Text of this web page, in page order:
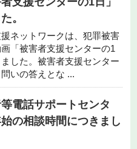
。
ネットワークは、犯罪被害
「被害者支援センターの1
した。被害者支援センター
いの答えとな ...
電話サポートセンタ
の相談時間につきまし